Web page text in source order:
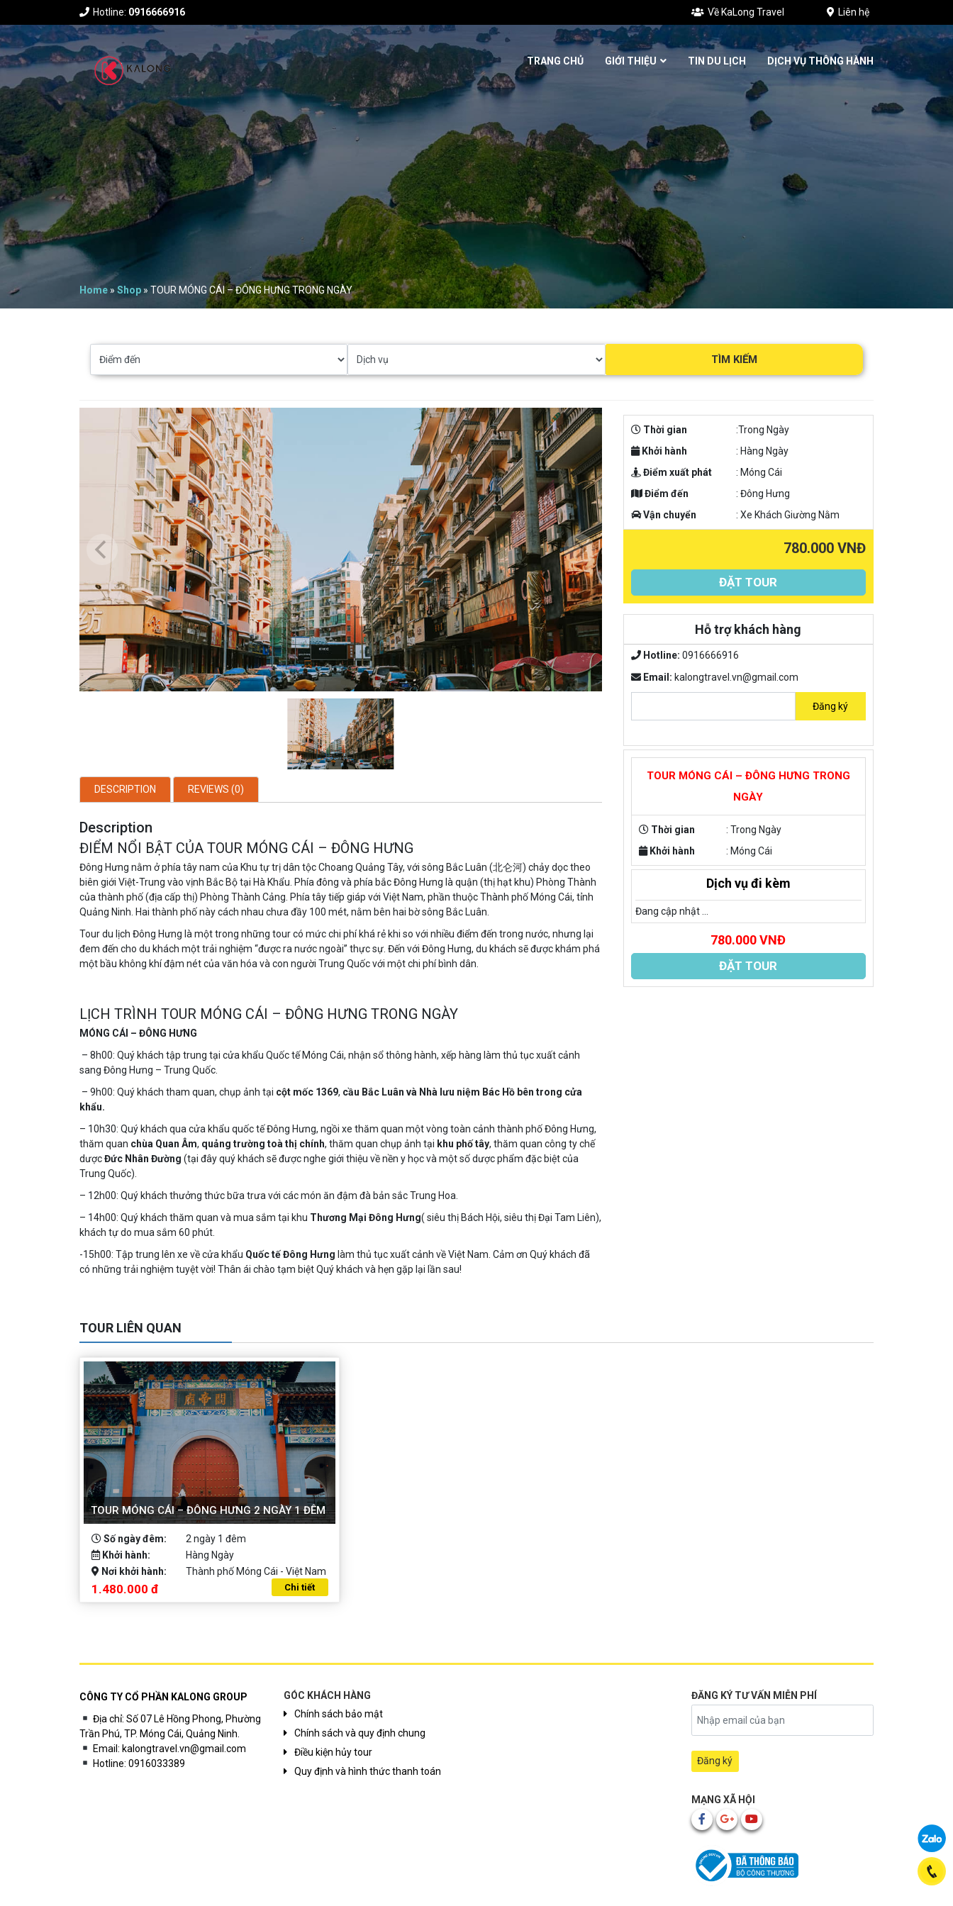
Hotline: 0916666916 Về KaLong Travel Liên hệ
TRANG CHỦ GIỚI THIỆU TIN DU LỊCH DỊCH VỤ THÔNG HÀNH
Home» Shop»TOUR MÓNG CÁI – ĐÔNG HƯNG TRONG NGÀY
TÌM KIẾM
Thời gian
:Trong Ngày
Khởi hành
: Hàng Ngày
Điểm xuất phát
: Móng Cái
Điểm đến
: Đông Hưng
Vận chuyển
: Xe Khách Giường Nằm
780.000 VNĐ
ĐẶT TOUR
Hỗ trợ khách hàng
Hotline: 0916666916
Email: kalongtravel.vn@gmail.com
TOUR MÓNG CÁI – ĐÔNG HƯNG TRONG
NGÀY
Thời gian
: Trong Ngày
Khởi hành
: Móng Cái
Dịch vụ đi kèm
Đang cập nhật ...
780.000 VNĐ
ĐẶT TOUR
DESCRIPTION REVIEWS (0)
Description
ĐIỂM NỔI BẬT CỦA TOUR MÓNG CÁI – ĐÔNG HƯNG
Đông Hưng nằm ở phía tây nam của Khu tự trị dân tộc Choang Quảng Tây, với sông Bắc Luân (北仑河) chảy dọc theo
biên giới Việt-Trung vào vịnh Bắc Bộ tại Hà Khẩu. Phía đông và phía bắc Đông Hưng là quận (thị hạt khu) Phòng Thành
của thành phố (địa cấp thị) Phòng Thành Cảng. Phía tây tiếp giáp với Việt Nam, phần thuộc Thành phố Móng Cái, tỉnh
Quảng Ninh. Hai thành phố này cách nhau chưa đầy 100 mét, nằm bên hai bờ sông Bắc Luân.
Tour du lịch Đông Hưng là một trong những tour có mức chi phí khá rẻ khi so với nhiều điểm đến trong nước, nhưng lại
đem đến cho du khách một trải nghiệm “được ra nước ngoài” thực sự. Đến với Đông Hưng, du khách sẽ được khám phá
một bầu không khí đậm nét của văn hóa và con người Trung Quốc với một chi phí bình dân.
LỊCH TRÌNH TOUR MÓNG CÁI – ĐÔNG HƯNG TRONG NGÀY
MÓNG CÁI – ĐÔNG HƯNG
– 8h00: Quý khách tập trung tại cửa khẩu Quốc tế Móng Cái, nhận sổ thông hành, xếp hàng làm thủ tục xuất cảnh
sang Đông Hưng – Trung Quốc.
– 9h00: Quý khách tham quan, chụp ảnh tại cột mốc 1369, cầu Bắc Luân và Nhà lưu niệm Bác Hồ bên trong cửa
khẩu.
– 10h30: Quý khách qua cửa khẩu quốc tế Đông Hưng, ngồi xe thăm quan một vòng toàn cảnh thành phố Đông Hưng,
thăm quan chùa Quan Âm, quảng trường toà thị chính, thăm quan chụp ảnh tại khu phố tây, thăm quan công ty chế
dượcĐức Nhân Đường (tại đây quý khách sẽ được nghe giới thiệu về nền y học và một số dược phẩm đặc biệt của
Trung Quốc).
– 12h00: Quý khách thưởng thức bữa trưa với các món ăn đậm đà bản sắc Trung Hoa.
– 14h00: Quý khách thăm quan và mua sắm tại khu Thương Mại Đông Hưng( siêu thị Bách Hội, siêu thị Đại Tam Liên),
khách tự do mua sắm 60 phút.
-15h00: Tập trung lên xe về cửa khẩu Quốc tế Đông Hưng làm thủ tục xuất cảnh về Việt Nam. Cảm ơn Quý khách đã
có những trải nghiệm tuyệt vời! Thân ái chào tạm biệt Quý khách và hẹn gặp lại lần sau!
TOUR LIÊN QUAN
TOUR MÓNG CÁI – ĐÔNG HƯNG 2 NGÀY 1 ĐÊM
Số ngày đêm:
2 ngày 1 đêm
Khởi hành:
Hàng Ngày
Nơi khởi hành:
Thành phố Móng Cái - Việt Nam
1.480.000 đ Chi tiết
CÔNG TY CỔ PHẦN KALONG GROUP
Địa chỉ: Số 07 Lê Hồng Phong, Phường
Trần Phú, TP. Móng Cái, Quảng Ninh.
Email: kalongtravel.vn@gmail.com
Hotline: 0916033389
GÓC KHÁCH HÀNG
Chính sách bảo mật
Chính sách và quy định chung
Điều kiện hủy tour
Quy định và hình thức thanh toán
ĐĂNG KÝ TƯ VẤN MIỄN PHÍ
MẠNG XÃ HỘI